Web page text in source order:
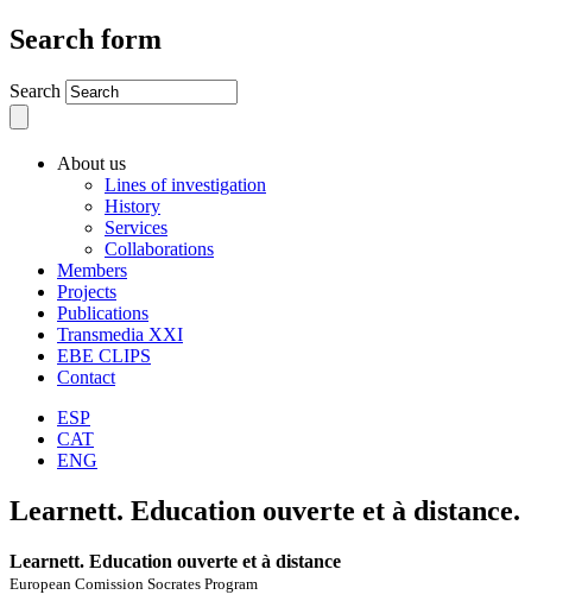
Search form
Search
About us
Lines of investigation
History
Services
Collaborations
Members
Projects
Publications
Transmedia XXI
EBE CLIPS
Contact
ESP
CAT
ENG
Learnett. Education ouverte et à distance.
Learnett. Education ouverte et à distance
European Comission Socrates Program